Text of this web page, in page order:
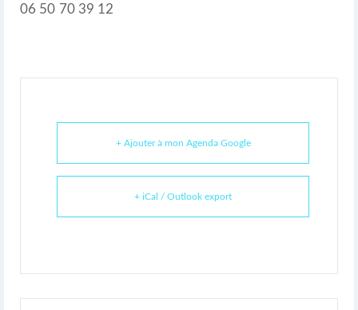
06 50 70 39 12
+ Ajouter à mon Agenda Google
+ iCal / Outlook export